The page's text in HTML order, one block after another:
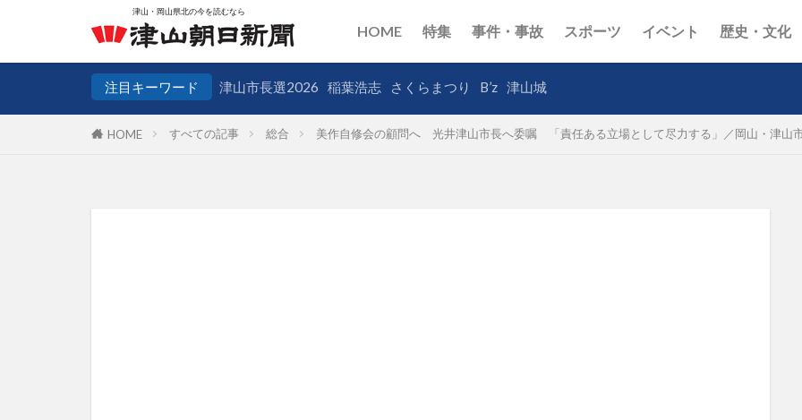
HOME 特集 事件・事故 スポーツ イベント 歴史・文化
注目キーワード 津山市長選2026 稲葉浩志 さくらまつり B’z 津山城
HOME すべての記事 総合 美作自修会の顧問へ 光井津山市長へ委嘱 「責任ある立場として尽力する」／岡山・津山